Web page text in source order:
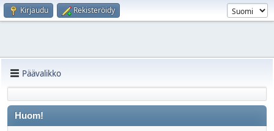
Kirjaudu Rekisteröidy
Päävalikko
Huom!